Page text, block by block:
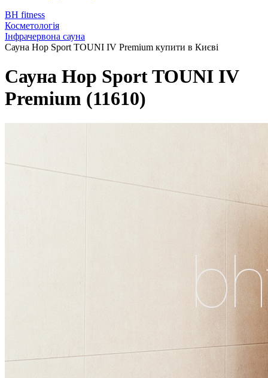
BH fitness
Косметологія
Інфрачервона сауна
Сауна Hop Sport TOUNI IV Premium купити в Києві
Сауна Hop Sport TOUNI IV
Premium (11610)